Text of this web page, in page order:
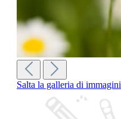
Salta la galleria di immagini